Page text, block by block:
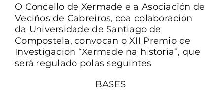
O Concello de Xermade e a Asociación de
Veciños de Cabreiros, coa colaboración
da Universidade de Santiago de
Compostela, convocan o XII Premio de
Investigación “Xermade na historia”, que
será regulado polas seguintes
BASES